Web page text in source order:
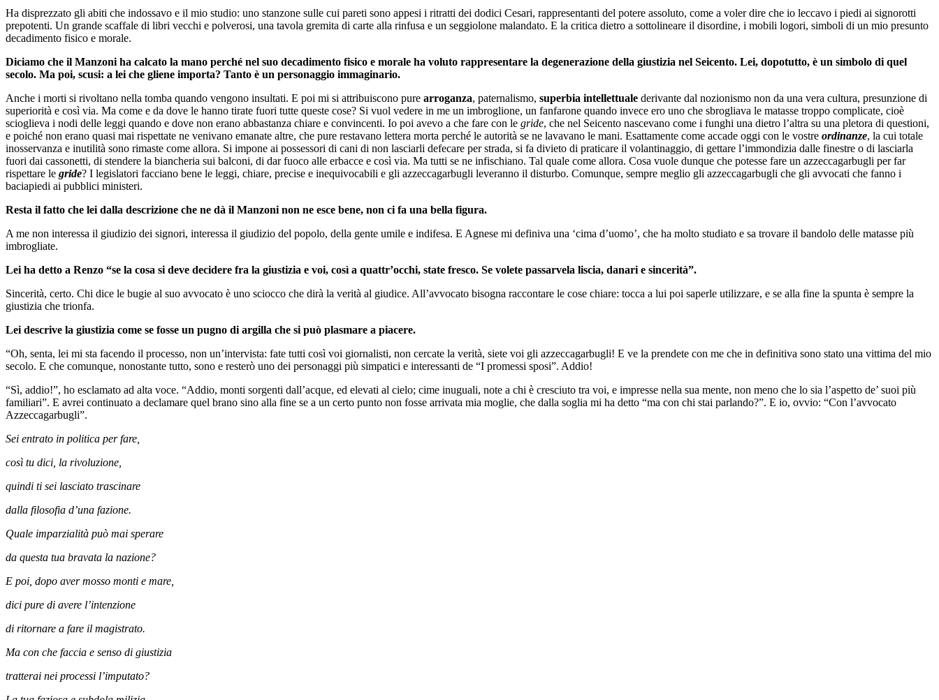
Ha disprezzato gli abiti che indossavo e il mio studio: uno stanzone sulle cui pareti sono appesi i ritratti dei dodici Cesari, rappresentanti del potere assoluto, come a voler dire che io leccavo i piedi ai signorotti
prepotenti. Un grande scaffale di libri vecchi e polverosi, una tavola gremita di carte alla rinfusa e un seggiolone malandato. E la critica dietro a sottolineare il disordine, i mobili logori, simboli di un mio presunto
decadimento fisico e morale.
Diciamo che il Manzoni ha calcato la mano perché nel suo decadimento fisico e morale ha voluto rappresentare la degenerazione della giustizia nel Seicento. Lei, dopotutto, è un simbolo di quel
secolo. Ma poi, scusi: a lei che gliene importa? Tanto è un personaggio immaginario.
Anche i morti si rivoltano nella tomba quando vengono insultati. E poi mi si attribuiscono pure arroganza, paternalismo, superbia intellettuale derivante dal nozionismo non da una vera cultura, presunzione di
superiorità e così via. Ma come e da dove le hanno tirate fuori tutte queste cose? Si vuol vedere in me un imbroglione, un fanfarone quando invece ero uno che sbrogliava le matasse troppo complicate, cioè
scioglieva i nodi delle leggi quando e dove non erano abbastanza chiare e convincenti. Io poi avevo a che fare con le gride, che nel Seicento nascevano come i funghi una dietro l’altra su una pletora di questioni,
e poiché non erano quasi mai rispettate ne venivano emanate altre, che pure restavano lettera morta perché le autorità se ne lavavano le mani. Esattamente come accade oggi con le vostre ordinanze, la cui totale
inosservanza e inutilità sono rimaste come allora. Si impone ai possessori di cani di non lasciarli defecare per strada, si fa divieto di praticare il volantinaggio, di gettare l’immondizia dalle finestre o di lasciarla
fuori dai cassonetti, di stendere la biancheria sui balconi, di dar fuoco alle erbacce e così via. Ma tutti se ne infischiano. Tal quale come allora. Cosa vuole dunque che potesse fare un azzeccagarbugli per far
rispettare le gride? I legislatori facciano bene le leggi, chiare, precise e inequivocabili e gli azzeccagarbugli leveranno il disturbo. Comunque, sempre meglio gli azzeccagarbugli che gli avvocati che fanno i
baciapiedi ai pubblici ministeri.
Resta il fatto che lei dalla descrizione che ne dà il Manzoni non ne esce bene, non ci fa una bella figura.
A me non interessa il giudizio dei signori, interessa il giudizio del popolo, della gente umile e indifesa. E Agnese mi definiva una ‘cima d’uomo’, che ha molto studiato e sa trovare il bandolo delle matasse più
imbrogliate.
Lei ha detto a Renzo “se la cosa si deve decidere fra la giustizia e voi, così a quattr’occhi, state fresco. Se volete passarvela liscia, danari e sincerità”.
Sincerità, certo. Chi dice le bugie al suo avvocato è uno sciocco che dirà la verità al giudice. All’avvocato bisogna raccontare le cose chiare: tocca a lui poi saperle utilizzare, e se alla fine la spunta è sempre la
giustizia che trionfa.
Lei descrive la giustizia come se fosse un pugno di argilla che si può plasmare a piacere.
“Oh, senta, lei mi sta facendo il processo, non un’intervista: fate tutti così voi giornalisti, non cercate la verità, siete voi gli azzeccagarbugli! E ve la prendete con me che in definitiva sono stato una vittima del mio
secolo. E che comunque, nonostante tutto, sono e resterò uno dei personaggi più simpatici e interessanti de “I promessi sposi”. Addio!
“Sì, addio!”, ho esclamato ad alta voce. “Addio, monti sorgenti dall’acque, ed elevati al cielo; cime inuguali, note a chi è cresciuto tra voi, e impresse nella sua mente, non meno che lo sia l’aspetto de’ suoi più
familiari”. E avrei continuato a declamare quel brano sino alla fine se a un certo punto non fosse arrivata mia moglie, che dalla soglia mi ha detto “ma con chi stai parlando?”. E io, ovvio: “Con l’avvocato
Azzeccagarbugli”.
Sei entrato in politica per fare,
così tu dici, la rivoluzione,
quindi ti sei lasciato trascinare
dalla filosofia d’una fazione.
Quale imparzialità può mai sperare
da questa tua bravata la nazione?
E poi, dopo aver mosso monti e mare,
dici pure di avere l’intenzione
di ritornare a fare il magistrato.
Ma con che faccia e senso di giustizia
tratterai nei processi l’imputato?